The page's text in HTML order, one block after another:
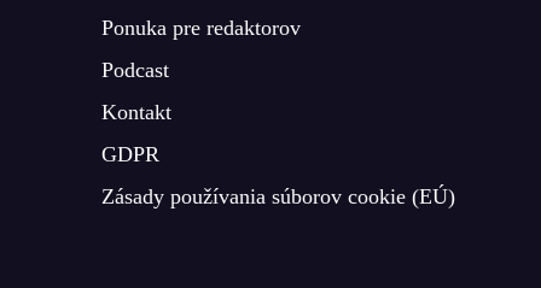
Ponuka pre redaktorov
Podcast
Kontakt
GDPR
Zásady používania súborov cookie (EÚ)